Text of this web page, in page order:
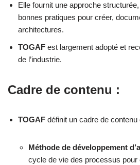
Elle fournit une approche
bonnes pratiques pour créer,
architectures.
TOGAF est largement adopté et
de l’industrie.
Cadre de contenu :
TOGAF définit un cadre de contenu
Méthode de développement
cycle de vie des processus pour